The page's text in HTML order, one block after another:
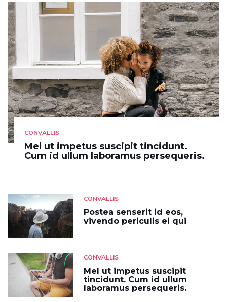
CONVALLIS
Mel ut impetus suscipit tincidunt.
Cum id ullum laboramus persequeris.
CONVALLIS
Postea senserit id eos,
vivendo periculis ei qui
CONVALLIS
Mel ut impetus suscipit
tincidunt. Cum id ullum
laboramus persequeris.